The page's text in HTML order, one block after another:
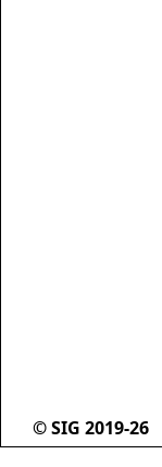
© SIG 2019-26